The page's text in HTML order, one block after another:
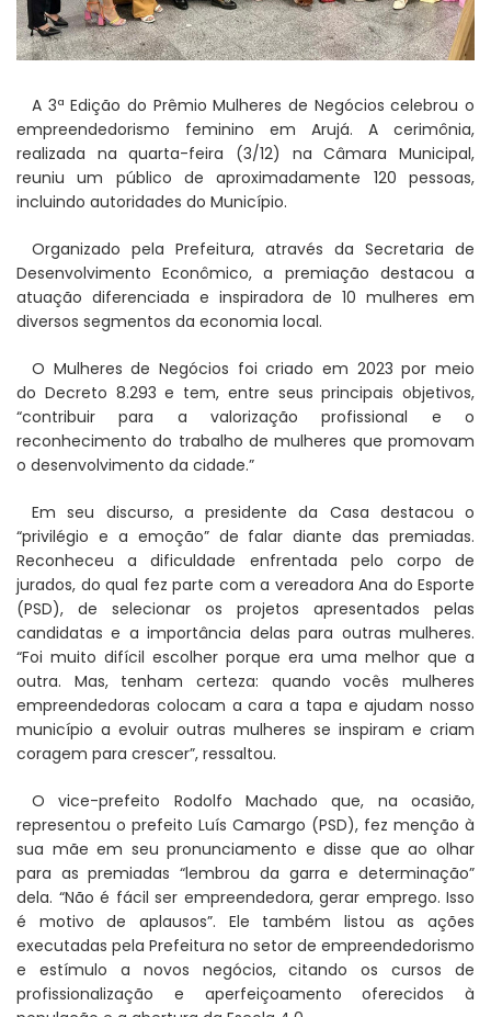
A 3ª Edição do Prêmio Mulheres de Negócios celebrou o
empreendedorismo feminino em Arujá. A cerimônia,
realizada na quarta-feira (3/12) na Câmara Municipal,
reuniu um público de aproximadamente 120 pessoas,
incluindo autoridades do Município.
Organizado pela Prefeitura, através da Secretaria de
Desenvolvimento Econômico, a premiação destacou a
atuação diferenciada e inspiradora de 10 mulheres em
diversos segmentos da economia local.
O Mulheres de Negócios foi criado em 2023 por meio
do Decreto 8.293 e tem, entre seus principais objetivos,
“contribuir para a valorização profissional e o
reconhecimento do trabalho de mulheres que promovam
o desenvolvimento da cidade.”
Em seu discurso, a presidente da Casa destacou o
“privilégio e a emoção” de falar diante das premiadas.
Reconheceu a dificuldade enfrentada pelo corpo de
jurados, do qual fez parte com a vereadora Ana do Esporte
(PSD), de selecionar os projetos apresentados pelas
candidatas e a importância delas para outras mulheres.
“Foi muito difícil escolher porque era uma melhor que a
outra. Mas, tenham certeza: quando vocês mulheres
empreendedoras colocam a cara a tapa e ajudam nosso
município a evoluir outras mulheres se inspiram e criam
coragem para crescer”, ressaltou.
O vice-prefeito Rodolfo Machado que, na ocasião,
representou o prefeito Luís Camargo (PSD), fez menção à
sua mãe em seu pronunciamento e disse que ao olhar
para as premiadas “lembrou da garra e determinação”
dela. “Não é fácil ser empreendedora, gerar emprego. Isso
é motivo de aplausos”. Ele também listou as ações
executadas pela Prefeitura no setor de empreendedorismo
e estímulo a novos negócios, citando os cursos de
profissionalização e aperfeiçoamento oferecidos à